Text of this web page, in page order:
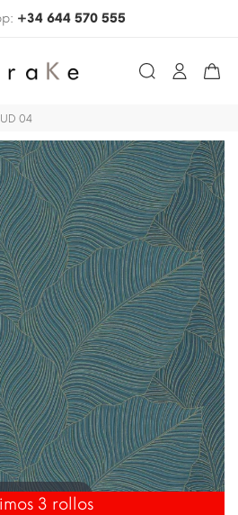
+34 644 570 555
04
para ampliar
3 rollos